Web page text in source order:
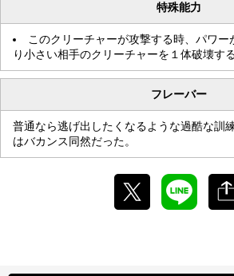
特殊能力
このクリーチャーが攻撃する時、パワー
り小さい相手のクリーチャーを１体破壊する
フレーバー
普通なら逃げ出したくなるような過酷な訓
はバカンス同然だった。